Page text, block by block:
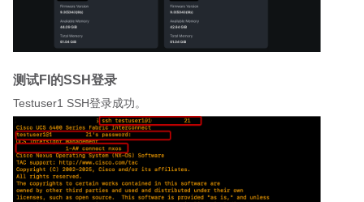
测试FI的SSH登录
Testuser1 SSH登录成功。